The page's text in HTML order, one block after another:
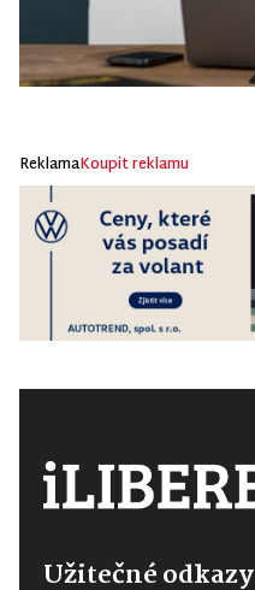
ReklamaKoupit reklamu
Užitečné odkazy